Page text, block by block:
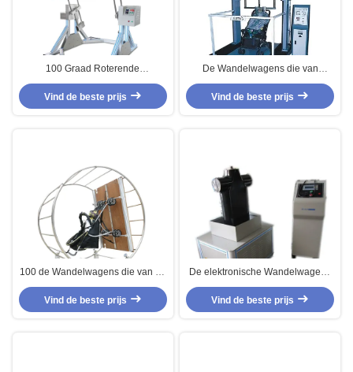
100 Graad Roterende
Wandelwagens die Machine voor
de Test van de Babywandelwagen
testen
Vind de beste prijs
De Wandelwagens die van
babyhandel Machine, van de
LEIDENE de Machine
Moeheidstest testen
Vind de beste prijs
100 de Wandelwagens die van de
gradendraaischijf Machine voor
Kinderwagens testen
Vind de beste prijs
De elektronische Wandelwagens
die van de Babydrager
Machineen 13209-2 met 220v
1000W testen
Vind de beste prijs